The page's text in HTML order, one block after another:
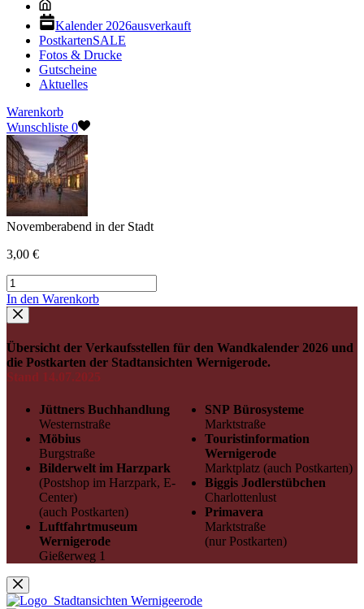
Kalender 2026ausverkauft
PostkartenSALE
Fotos & Drucke
Gutscheine
Aktuelles
Warenkorb
Wunschliste 0
Novemberabend in der Stadt
3,00 €
Novemberabend
in
der
Stadt
Menge
In den Warenkorb
Übersicht der Verkaufsstellen für den Wandkalender 2026 und
die Postkarten der Stadtansichten Wernigerode.
Stand 14.07.2025
Jüttners Buchhandlung
Westernstraße
Möbius
Burgstraße
Bilderwelt im Harzpark
(Postshop im Harzpark, E-
Center)
(auch Postkarten)
Luftfahrtmuseum
Wernigerode
Gießerweg 1
SNP Bürosysteme
Marktstraße
Touristinformation
Wernigerode
Marktplatz (auch Postkarten)
Biggis Jodlerstübchen
Charlottenlust
Primavera
Marktstraße
(nur Postkarten)